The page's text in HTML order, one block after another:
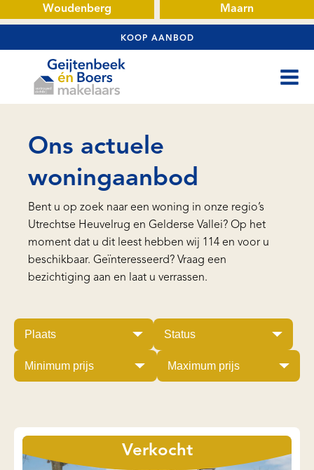
Woudenberg Maarn
KOOP AANBOD
Ons actuele
woningaanbod
Bent u op zoek naar een woning in onze regio’s
Utrechtse Heuvelrug en Gelderse Vallei? Op het
moment dat u dit leest hebben wij 114 en voor u
beschikbaar. Geïnteresseerd? Vraag een
bezichtiging aan en laat u verrassen.
Verkocht